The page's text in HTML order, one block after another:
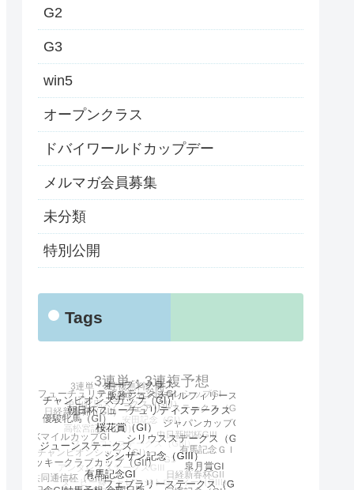
G2
G3
win5
オープンクラス
ドバイワールドカップデー
メルマガ会員募集
未分類
特別公開
Tags